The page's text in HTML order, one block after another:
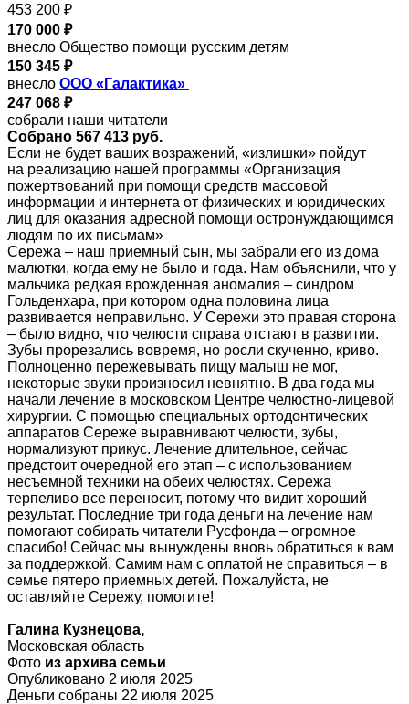
453 200 ₽
170 000 ₽
внесло Общество помощи русским детям
150 345 ₽
внесло ООО «Галактика»
247 068 ₽
собрали наши читатели
Собрано 567 413 руб.
Если не будет ваших возражений, «излишки» пойдут
на реализацию нашей программы «Организация
пожертвований при помощи средств массовой
информации и интернета от физических и юридических
лиц для оказания адресной помощи остронуждающимся
людям по их письмам»
Сережа – наш приемный сын, мы забрали его из дома
малютки, когда ему не было и года. Нам объяснили, что у
мальчика редкая врожденная аномалия – синдром
Гольденхара, при котором одна половина лица
развивается неправильно. У Сережи это правая сторона
– было видно, что челюсти справа отстают в развитии.
Зубы прорезались вовремя, но росли скученно, криво.
Полноценно пережевывать пищу малыш не мог,
некоторые звуки произносил невнятно. В два года мы
начали лечение в московском Центре челюстно-лицевой
хирургии. С помощью специальных ортодонтических
аппаратов Сереже выравнивают челюсти, зубы,
нормализуют прикус. Лечение длительное, сейчас
предстоит очередной его этап – с использованием
несъемной техники на обеих челюстях. Сережа
терпеливо все переносит, потому что видит хороший
результат. Последние три года деньги на лечение нам
помогают собирать читатели Русфонда – огромное
спасибо! Сейчас мы вынуждены вновь обратиться к вам
за поддержкой. Самим нам с оплатой не справиться – в
семье пятеро приемных детей. Пожалуйста, не
оставляйте Сережу, помогите!
Галина Кузнецова,
Московская область
Фото из архива семьи
Опубликовано 2 июля 2025
Деньги собраны 22 июля 2025